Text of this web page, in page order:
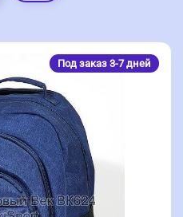
Под заказ 3-7 дней